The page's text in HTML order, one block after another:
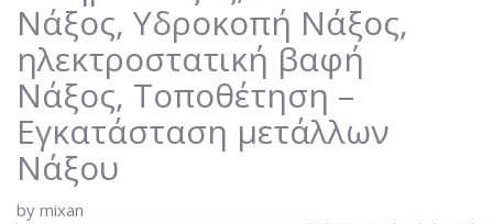
Νάξος, Υδροκοπή Νάξος,
ηλεκτροστατική βαφή
Νάξος, Τοποθέτηση –
Εγκατάσταση μετάλλων
Νάξου
by mixan